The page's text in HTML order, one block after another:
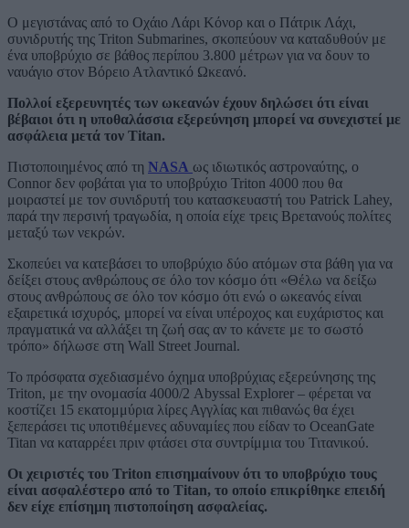
Ο μεγιστάνας από το Οχάιο Λάρι Κόνορ και ο Πάτρικ Λάχι,
συνιδρυτής της Triton Submarines, σκοπεύουν να καταδυθούν με
ένα υποβρύχιο σε βάθος περίπου 3.800 μέτρων για να δουν το
ναυάγιο στον Βόρειο Ατλαντικό Ωκεανό.
Πολλοί εξερευνητές των ωκεανών έχουν δηλώσει ότι είναι
βέβαιοι ότι η υποθαλάσσια εξερεύνηση μπορεί να συνεχιστεί με
ασφάλεια μετά τον Titan.
Πιστοποιημένος από τη NASA ως ιδιωτικός αστροναύτης, ο
Connor δεν φοβάται για το υποβρύχιο Triton 4000 που θα
μοιραστεί με τον συνιδρυτή του κατασκευαστή του Patrick Lahey,
παρά την περσινή τραγωδία, η οποία είχε τρεις Βρετανούς πολίτες
μεταξύ των νεκρών.
Σκοπεύει να κατεβάσει το υποβρύχιο δύο ατόμων στα βάθη για να
δείξει στους ανθρώπους σε όλο τον κόσμο ότι «Θέλω να δείξω
στους ανθρώπους σε όλο τον κόσμο ότι ενώ ο ωκεανός είναι
εξαιρετικά ισχυρός, μπορεί να είναι υπέροχος και ευχάριστος και
πραγματικά να αλλάξει τη ζωή σας αν το κάνετε με το σωστό
τρόπο» δήλωσε στη Wall Street Journal.
Το πρόσφατα σχεδιασμένο όχημα υποβρύχιας εξερεύνησης της
Triton, με την ονομασία 4000/2 Abyssal Explorer – φέρεται να
κοστίζει 15 εκατομμύρια λίρες Αγγλίας και πιθανώς θα έχει
ξεπεράσει τις υποτιθέμενες αδυναμίες που είδαν το OceanGate
Titan να καταρρέει πριν φτάσει στα συντρίμμια του Τιτανικού.
Οι χειριστές του Triton επισημαίνουν ότι το υποβρύχιο τους
είναι ασφαλέστερο από το Titan, το οποίο επικρίθηκε επειδή
δεν είχε επίσημη πιστοποίηση ασφαλείας.